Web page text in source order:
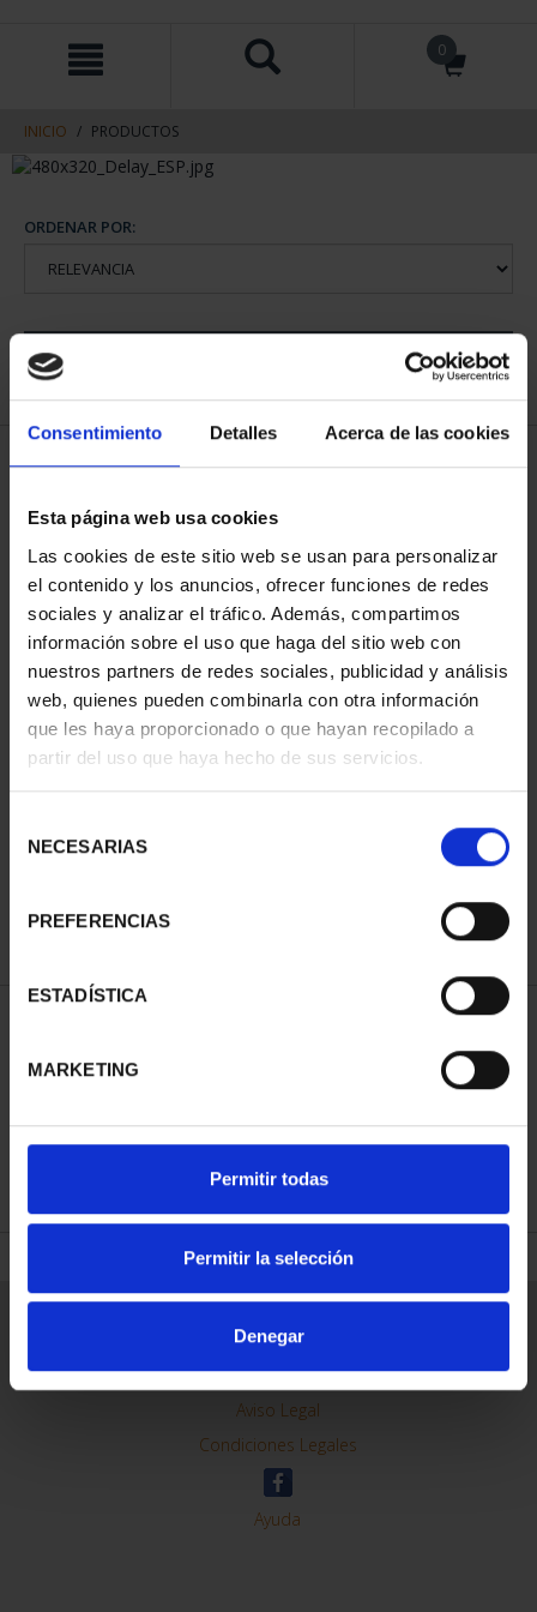
Consentimiento Detalles Acerca de las cookies
Esta página web usa cookies
Las cookies de este sitio web se usan para personalizar
el contenido y los anuncios, ofrecer funciones de redes
sociales y analizar el tráfico. Además, compartimos
información sobre el uso que haga del sitio web con
nuestros partners de redes sociales, publicidad y análisis
web, quienes pueden combinarla con otra información
que les haya proporcionado o que hayan recopilado a
partir del uso que haya hecho de sus servicios.
NECESARIAS
PREFERENCIAS
ESTADÍSTICA
MARKETING
Permitir todas
Permitir la selección
Denegar
contenido
navegacin
0
INICIO PRODUCTOS
ORDENAR POR:
1 Productos encontrados
73,00 €
REFINAR
Contacto
Preguntas Frequentes (FAQs)
Aviso Legal
Condiciones Legales
Ayuda